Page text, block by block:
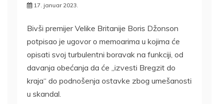
17. januar 2023.
Bivši premijer Velike Britanije Boris Džonson
potpisao je ugovor o memoarima u kojima će
opisati svoj turbulentni boravak na funkciji, od
davanja obećanja da će „izvesti Bregzit do
kraja“ do podnošenja ostavke zbog umešanosti
u skandal.